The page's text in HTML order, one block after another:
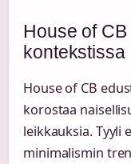
House of
kontekstissa
House of CB
korostaa
leikkauksia. Tyyli
minimalismin